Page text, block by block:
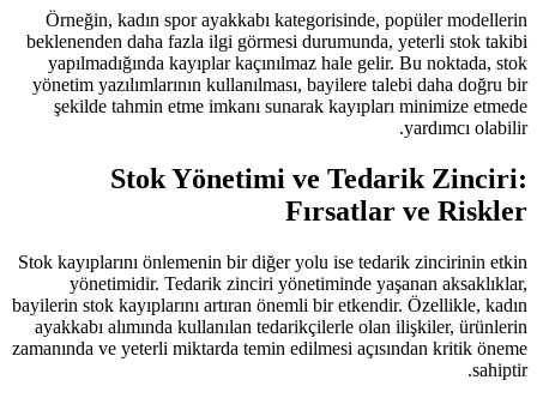
Örneğin, kadın spor ayakkabı
beklenenden daha fazla ilgi
yapılmadığında kayıplar
yönetim yazılımlarının
şekilde tahmin etme imkanı
Stok Yönetimi
Stok kayıplarını önlemenin bir
yönetimidir. Tedarik zinciri
bayilerin stok kayıplarını artıran
ayakkabı alımında kullanılan
zamanında ve yeterli miktarda temin